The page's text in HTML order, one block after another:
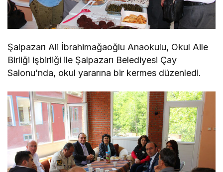
Şalpazarı Ali İbrahimağaoğlu Anaokulu, Okul Aile
Birliği işbirliği ile Şalpazarı Belediyesi Çay
Salonu’nda, okul yararına bir kermes düzenledi.